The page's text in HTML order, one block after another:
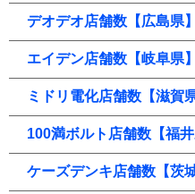
デオデオ店舗数【広島県】
エイデン店舗数【岐阜県】
ミドリ電化店舗数【滋賀県
100満ボルト店舗数【福井
ケーズデンキ店舗数【茨城